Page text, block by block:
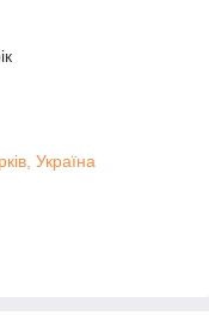
Україна